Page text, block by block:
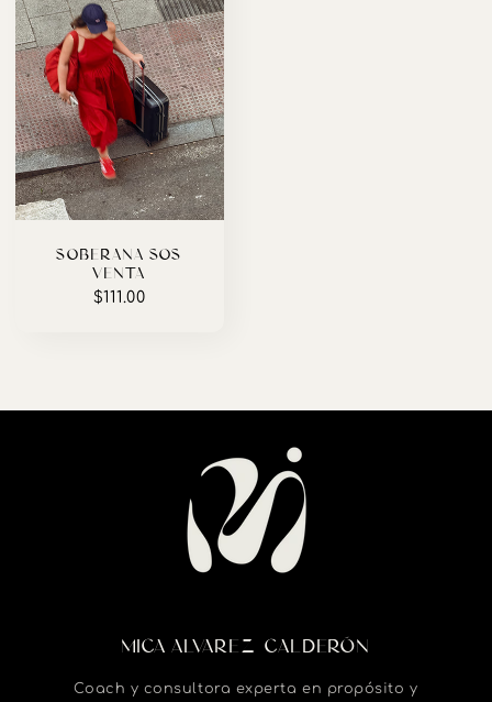
SOBERANA SOS
(VENTA)
Precio
$111.00
MICA ALVAREZ-CALDERÓN
Coach y consultora experta en propósito y